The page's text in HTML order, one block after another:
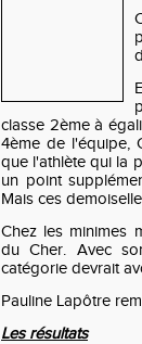
classe 2ème à
4ème de l'équipe,
que l'athlète qui la
un point
Mais ces
Chez les minimes
du Cher. Avec
catégorie devrait
Pauline Lapôtre
Les résultats